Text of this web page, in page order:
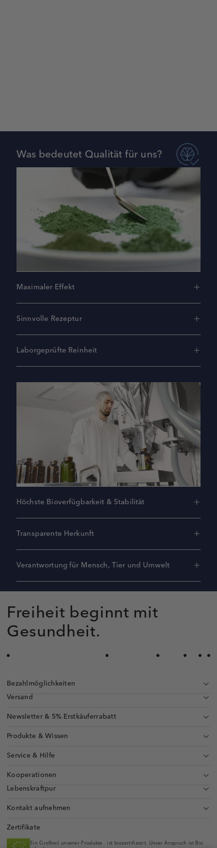
Was bedeutet Qualität für uns?
Maximaler Effekt
Sinnvolle Rezeptur
Laborgeprüfte Reinheit
Höchste Bioverfügbarkeit & Stabilität
Transparente Herkunft
Verantwortung für Mensch, Tier und Umwelt
Freiheit beginnt mit
Gesundheit.
Produkte & Wissen
Service & Hilfe
Kooperationen
Lebenskraftpur
Kontakt aufnehmen
Bezahlmöglichkeiten
Versand
Zertifikate
Ein Großteil unserer Produkte ist biozertifiziert. Unser Anspruch ist Bio
Newsletter & 5% Erstkäuferrabatt